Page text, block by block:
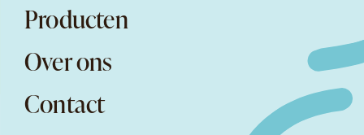
Producten
Over ons
Contact